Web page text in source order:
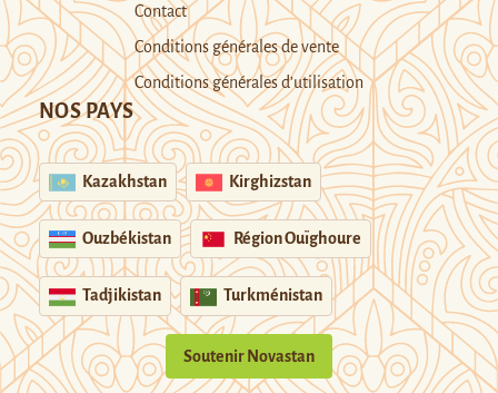
Contact
Conditions générales de vente
Conditions générales d’utilisation
NOS PAYS
Kazakhstan Kirghizstan
Ouzbékistan Région Ouïghoure
Tadjikistan Turkménistan
Soutenir Novastan